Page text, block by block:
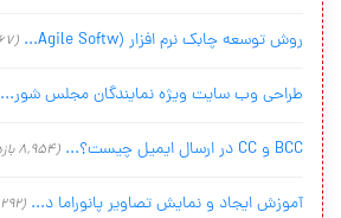
روش توسعه چابک نرم افزار (Agile Softw... (9,567 بازدید)
طراحی وب سایت ویژه نمایندگان مجلس شور...
BCC و CC در ارسال ایمیل چیست؟... (8,954 بازدید)
آموزش ایجاد و نمایش تصاویر پانوراما د... (8,292 بازدید)